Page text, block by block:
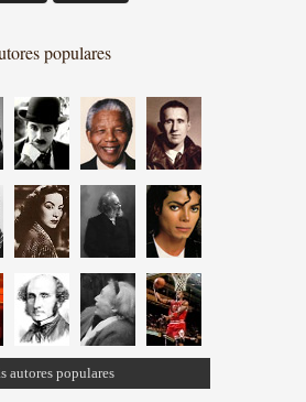
populares
autores populares